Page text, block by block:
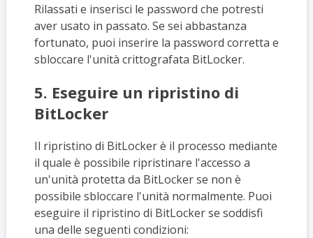
Rilassati e inserisci le password che potresti
aver usato in passato. Se sei abbastanza
fortunato, puoi inserire la password corretta e
sbloccare l'unità crittografata BitLocker.
5. Eseguire un ripristino di
BitLocker
Il ripristino di BitLocker è il processo mediante
il quale è possibile ripristinare l'accesso a
un'unità protetta da BitLocker se non è
possibile sbloccare l'unità normalmente. Puoi
eseguire il ripristino di BitLocker se soddisfi
una delle seguenti condizioni: